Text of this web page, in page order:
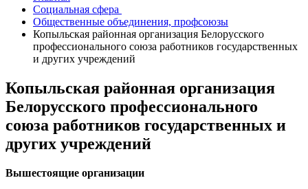
Социальная сфера
Общественные объединения, профсоюзы
Копыльская районная организация Белорусского
профессионального союза работников государственных
и других учреждений
Копыльская районная организация
Белорусского профессионального
союза работников государственных и
других учреждений
Вышестоящие организации